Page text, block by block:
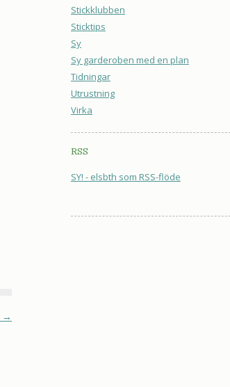
→
Stickklubben
Sticktips
Sy
Sy garderoben med en plan
Tidningar
Utrustning
Virka
RSS
SY! - elsbth som RSS-flöde